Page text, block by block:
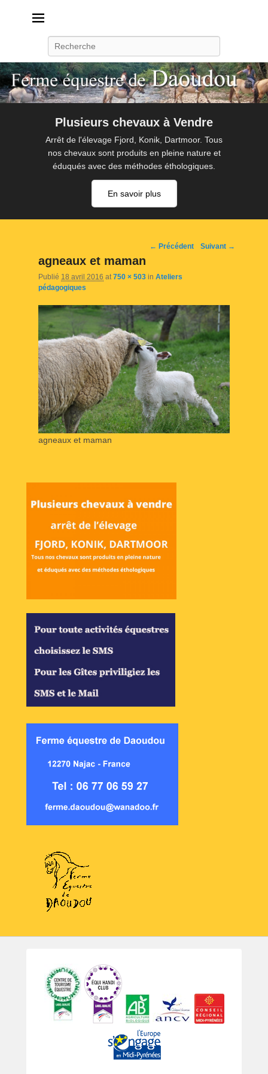
Plusieurs chevaux à Vendre
Arrêt de l'élevage Fjord, Konik, Dartmoor. Tous
nos chevaux sont produits en pleine nature et
éduqués avec des méthodes éthologiques.
En savoir plus
Navigation
← Précédent Suivant →
agneaux et maman
Publié 18 avril 2016 at 750 × 503 in Ateliers
pédagogiques
agneaux et maman